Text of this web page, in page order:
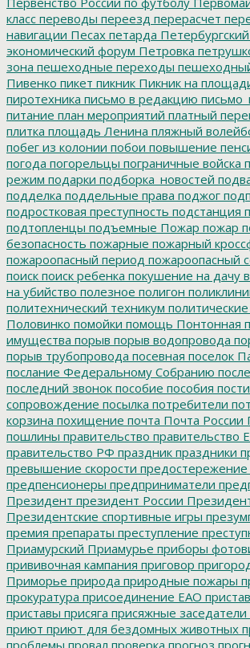
класс переводы переезд перерасчет
навигации Песах петарда
экономический форум Петровка
зона пешеходные переходы
Пивенко пикет пикник Пикник на
пиротехника письмо в редакцию
питание план мероприятий платный
плитка площадь Ленина пляжный
побег из колонии побои повышение
погода погорельцы пограничные войска
режим подарки подборка_новостей
подделка поддельные права поджог
подростковая преступность подстанция
подтопленцы подъемные Пожар пожар
безопасность пожарные пожарный
пожароопасный период пожароопасный
поиск поиск ребенка покушение на дачу
на убийство полезное полигон
политехнический техникум
Половинко помойки помощь Понтонная
имущества порыв порыв водопровода
порыв трубопровода посевная поселок
послание Федеральному Собранию
последний звонок пособие пособия
сопровождение посылка потребители
корзина похищение почта Почта России
пошлины правительство правительство
правительство РФ праздник праздники
превышение скорости предостережение
предпенсионеры предприниматели
Президент президент России
Президентские спортивные игры
премия препараты преступление
Приамурский Приамурье приборы
прививочная кампания приговор
Приморье природа природные пожары
прокуратура присоединение ЕАО
приставы присяга присяжные заседатели
приют приют для бездомных животных
проблемы провал проверка прогноз